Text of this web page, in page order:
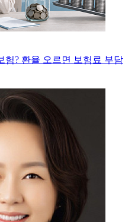
험? 환율 오르면 보험료 부담